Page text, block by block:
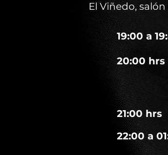
El Viñedo,
19:00 a
20:00 hrs
21:00 hrs
22:00 a